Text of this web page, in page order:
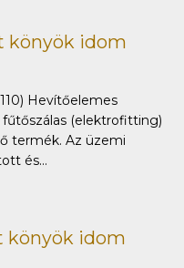
könyök idom
Hevítőelemes
(elektrofitting)
termék. Az üzemi
és...
könyök idom